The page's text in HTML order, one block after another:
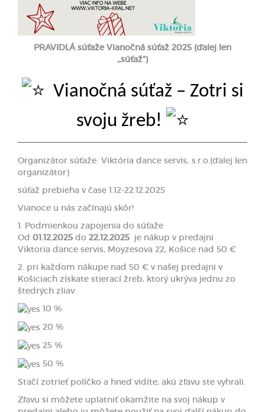
PRAVIDLÁ súťažeVianočná súťaž 2025 (ďalej len
,,súťaž“)
Vianočná súťaž – Zotri si
svoju žreb!
Organizátor súťaže: Viktória dance servis, s.r.o.(ďalej len
organizátor)
súťaž prebieha v čase 1.12-22.12.2025
Vianoce u nás začínajú skôr!
1. Podmienkou zapojenia do súťaže
Od 01.12.2025 do 22.12.2025 je nákup v predajni
Viktoria dance servis, Moyzesova 22, Košice nad 50 €
2. pri každom nákupe nad 50 € v našej predajni v
Košiciach získate stierací žreb, ktorý ukrýva jednu zo
štedrých zliav:
10 %
20 %
25 %
50 %
Stačí zotrieť políčko a hneď vidíte, akú zľavu ste vyhrali.
Zľavu si môžete uplatniť okamžite na svoj nákup v